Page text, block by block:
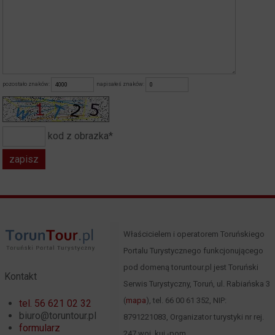
pozostało znaków: napisałeś znaków:
kod z obrazka*
Kontakt
tel. 56 621 02 32
biuro@toruntour.pl
formularz
Właścicielem i operatorem Toruńskiego
Portalu Turystycznego funkcjonującego
pod domeną toruntour.pl jest Toruński
Serwis Turystyczny, Toruń, ul. Rabiańska 3
(mapa), tel. 66 00 61 352, NIP:
8791221083, Organizator turystyki nr rej.